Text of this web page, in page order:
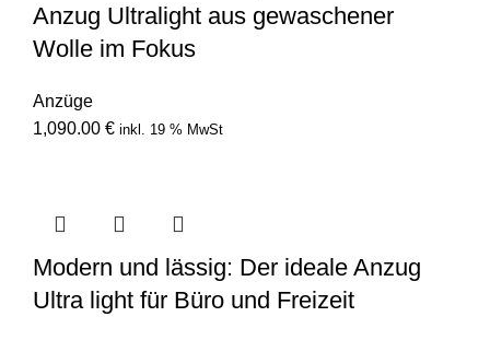
Anzug Ultralight aus gewaschener
Wolle im Fokus
Anzüge
1,090.00 € inkl. 19 % MwSt
Modern und lässig: Der ideale Anzug
Ultra light für Büro und Freizeit